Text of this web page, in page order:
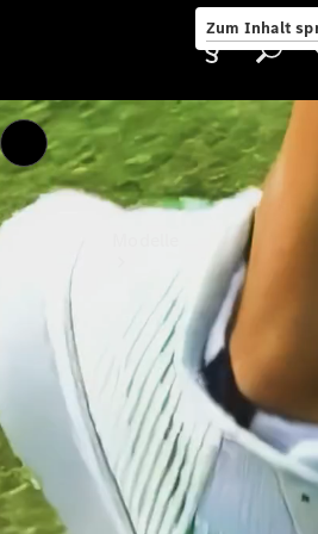
Zum Inhalt
Anbieter/Datenschutz
Alle Modelle
Neue Modelle
Elektromodelle
Das Video beginnt mit einer Nahaufnahme
dessen Haut leicht faltig ist und eine
die Kamera langsam näher heranzoomt,
enthüllt eine grüne Iris mit einem
Wimpern sind gut sichtbar, und die
klar. Die Pupille weitet sich und zeigt eine
Die Szene wechselt zu einem
erkennen ist. Es scheint, als ob die
deren Gesicht absichtlich unscharf
Nahaufnahme des Halses einer Person,
und kleine Schweißperlen auf der Haut
Logo "BERLIN TENNIS OPEN by
Die nächste Szene zeigt die Füße einer
Tennisschuhen mit grünen Akzenten, die
und sich auf das Spiel vorbereitet. Dann
Person, die einen Tennisschläger
Oberteil und eine gelbe Halskrause. Der
die Person ist in Bewegung, während sie
Es folgt eine Nahaufnahme eines